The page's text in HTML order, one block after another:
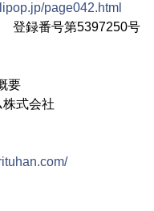
page042.html
登録番号第5397250号
要
式会社